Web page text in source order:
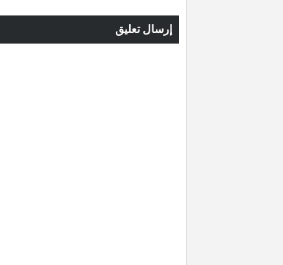
إرسال تعليق